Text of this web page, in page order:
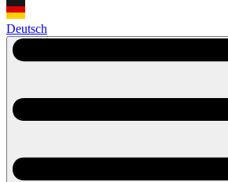
Deutsch